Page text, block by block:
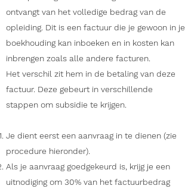
ontvangt van het volledige bedrag van de
opleiding. Dit is een factuur die je gewoon in je
boekhouding kan inboeken en in kosten kan
inbrengen zoals alle andere facturen.
Het verschil zit hem in de betaling van deze
factuur. Deze gebeurt in verschillende
stappen om subsidie te krijgen.
Je dient eerst een aanvraag in te dienen (zie
procedure hieronder).
Als je aanvraag goedgekeurd is, krijg je een
uitnodiging om 30% van het factuurbedrag